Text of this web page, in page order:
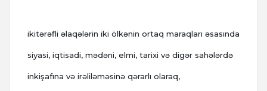
ikitərəfli əlaqələrin iki ölkənin ortaq maraqları əsasında
siyasi, iqtisadi, mədəni, elmi, tarixi və digər sahələrdə
inkişafına və irəliləməsinə qərarlı olaraq,